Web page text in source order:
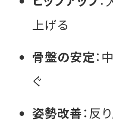
上げる
骨盤の安定：
ぐ
姿勢改善：反